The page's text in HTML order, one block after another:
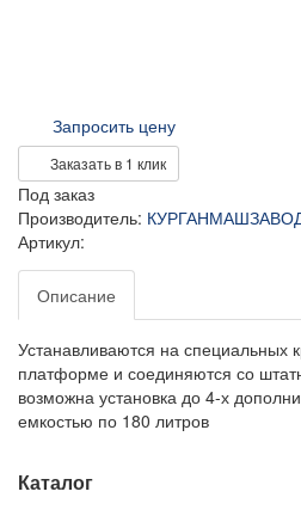
Запросить цену
Заказать в 1 клик
Под заказ
Производитель:
Артикул:
Описание
Устанавливаются на специальных
платформе и соединяются со
возможна установка до 4-х
емкостью по 180 литров
Каталог